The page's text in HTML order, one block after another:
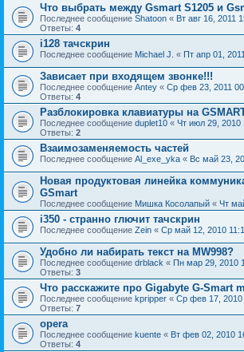
Что выбрать между Gsmart S1205 и
Последнее сообщение Shatoon « Вт авг 16, 2011
Ответы: 4
i128 тачскрин
Последнее сообщение Michael J. « Пт апр 01,
Зависает при входящем звонке!!!
Последнее сообщение Antey « Ср фев 23, 2011
Ответы: 4
Разблокировка клавиатуры на
Последнее сообщение duplet10 « Чт июл 29, 2010
Ответы: 2
Взаимозаменяемость частей
Последнее сообщение Al_exe_yka « Вс май 23,
Новая продуктовая линейка
GSmart
Последнее сообщение Мишка Косолапый « Чт
i350 - странно глючит тачскрин
Последнее сообщение Zein « Ср май 12, 2010
Удобно ли набирать текст на MW998?
Последнее сообщение drblack « Пн мар 29, 2010
Ответы: 3
Что расскажите про Gigabyte G-Smart
Последнее сообщение kpripper « Ср фев 17, 2010
Ответы: 7
opera
Последнее сообщение kuente « Вт фев 02, 2010
Ответы: 4